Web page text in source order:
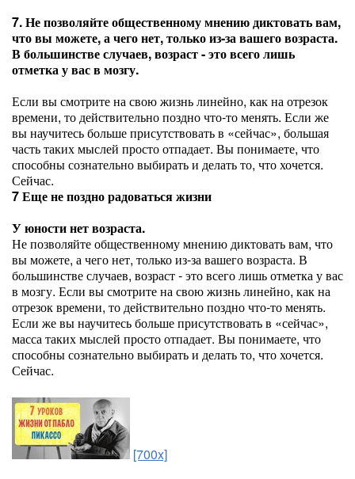
7. Не позволяйте общественному мнению диктовать вам,
что вы можете, а чего нет, только из-за вашего возраста.
В большинстве случаев, возраст - это всего лишь
отметка у вас в мозгу.
Если вы смотрите на свою жизнь линейно, как на отрезок
времени, то действительно поздно что-то менять. Если же
вы научитесь больше присутствовать в «сейчас», большая
часть таких мыслей просто отпадает. Вы понимаете, что
способны сознательно выбирать и делать то, что хочется.
Сейчас.
7 Еще не поздно радоваться жизни
У юности нет возраста.
Не позволяйте общественному мнению диктовать вам, что
вы можете, а чего нет, только из-за вашего возраста. В
большинстве случаев, возраст - это всего лишь отметка у вас
в мозгу. Если вы смотрите на свою жизнь линейно, как на
отрезок времени, то действительно поздно что-то менять.
Если же вы научитесь больше присутствовать в «сейчас»,
масса таких мыслей просто отпадает. Вы понимаете, что
способны сознательно выбирать и делать то, что хочется.
Сейчас.
[700x]